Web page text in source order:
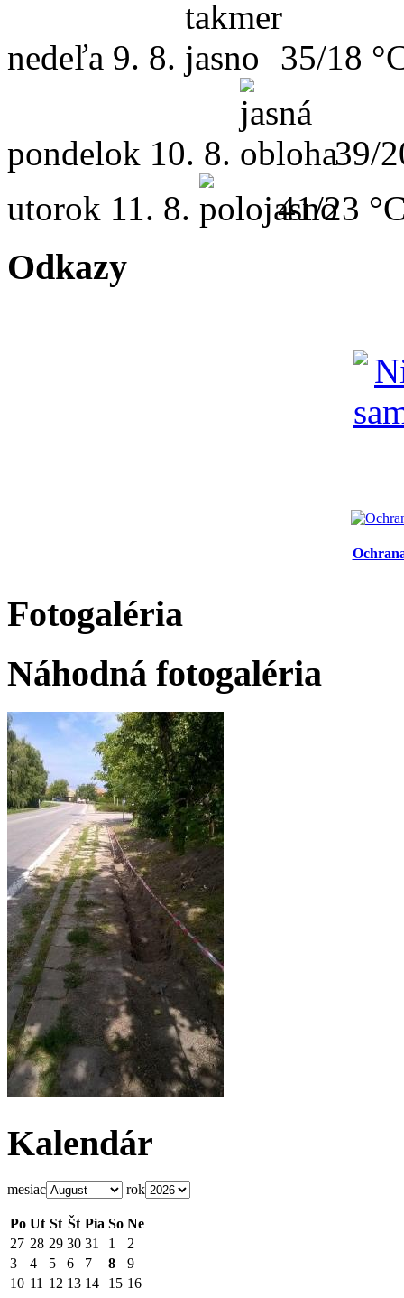
nedeľa 9. 8. 35/18
pondelok 10. 8.
39/
utorok 11. 8. 41/23
Odkazy
Fotogaléria
Náhodná fotogaléria
Kalendár
mesiac rok
Po Ut St Št Pia So Ne
27 28 29 30 31 1
2
3
4 5 6 7 8
9
10 11 12 13 14 15 16